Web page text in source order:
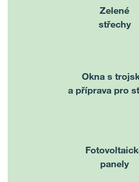
Zelené
střechy
Okna s
a příprava pro
panely